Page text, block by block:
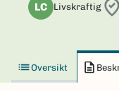
LC Livskraftig
Oversikt